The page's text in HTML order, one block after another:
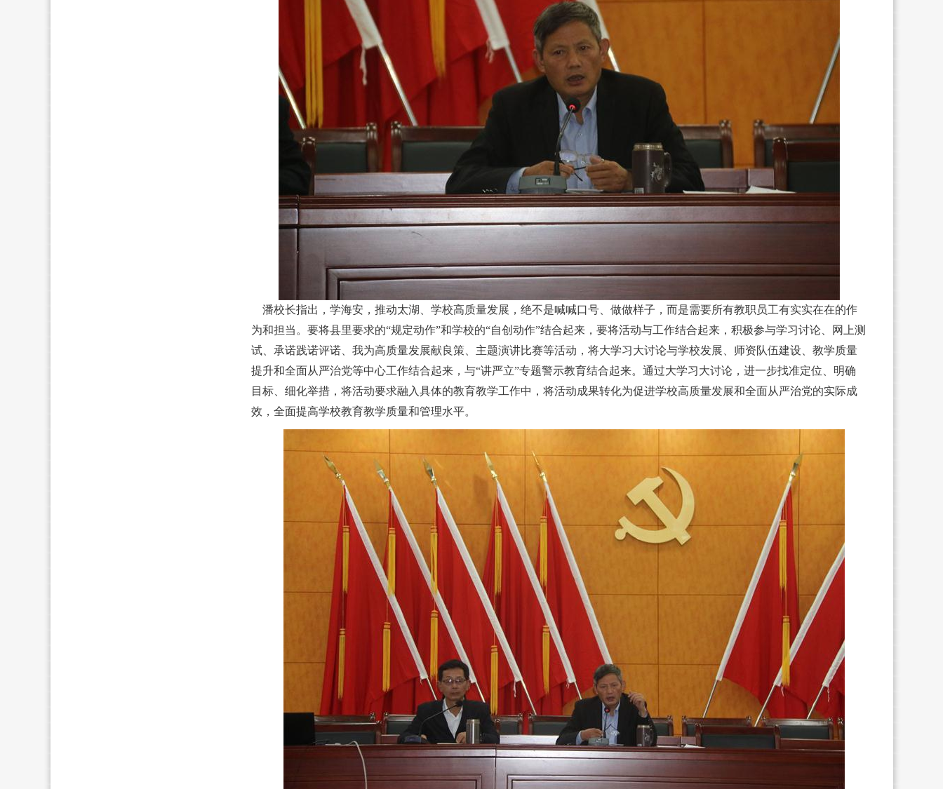
潘校长指出，学海安，推动太湖、学校高质量发展，绝不是喊喊口号、做做样子，而是需要所有教职员工有实实在在的作
为和担当。要将县里要求的“规定动作”和学校的“自创动作”结合起来，要将活动与工作结合起来，积极参与学习讨论、网上测
试、承诺践诺评诺、我为高质量发展献良策、主题演讲比赛等活动，将大学习大讨论与学校发展、师资队伍建设、教学质量
提升和全面从严治党等中心工作结合起来，与“讲严立”专题警示教育结合起来。通过大学习大讨论，进一步找准定位、明确
目标、细化举措，将活动要求融入具体的教育教学工作中，将活动成果转化为促进学校高质量发展和全面从严治党的实际成
效，全面提高学校教育教学质量和管理水平。